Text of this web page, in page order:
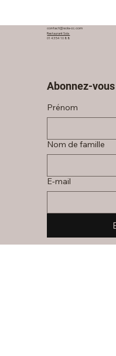
Abonnez-
Prénom
Nom de famille
E‑mail
contact@sola-cc.com
Restaurant Sola
01 43 54 10 88